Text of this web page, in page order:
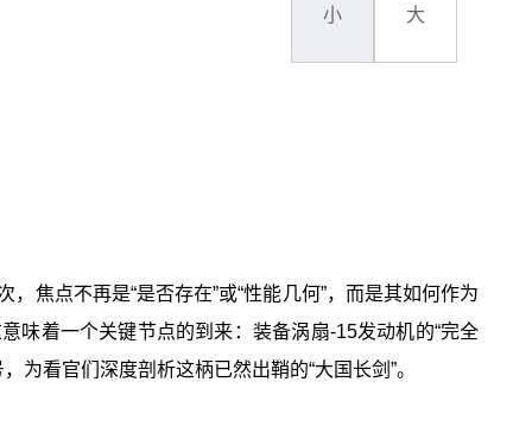
小 大
焦点不再是“是否存在”或“性能几何”，而是其如何作为
味着一个关键节点的到来：装备涡扇-15发动机的“完全
看官们深度剖析这柄已然出鞘的“大国长剑”。